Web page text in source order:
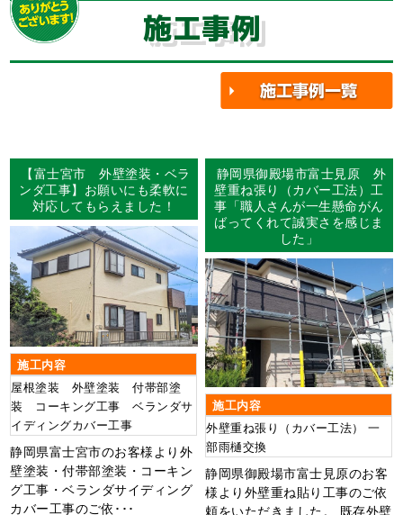
施工事例
【富士宮市 外壁塗装・ベラ
ンダ工事】お願いにも柔軟に
対応してもらえました！
施工内容
屋根塗装 外壁塗装 付帯部塗
装 コーキング工事 ベランダサ
イディングカバー工事
静岡県富士宮市のお客様より外
壁塗装・付帯部塗装・コーキン
グ工事・ベランダサイディング
カバー工事のご依･･･
静岡県御殿場市富士見原 外
壁重ね張り（カバー工法）工
事「職人さんが一生懸命がん
ばってくれて誠実さを感じま
した」
施工内容
外壁重ね張り（カバー工法） 一
部雨樋交換
静岡県御殿場市富士見原のお客
様より外壁重ね貼り工事のご依
頼をいただきました。 既存外壁